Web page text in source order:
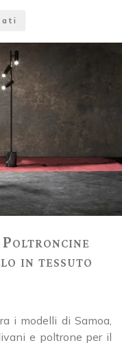
in tessuto
i modelli di Samoa,
e poltrone per il